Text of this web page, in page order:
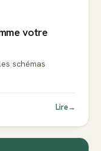
votre
schémas
Lire→